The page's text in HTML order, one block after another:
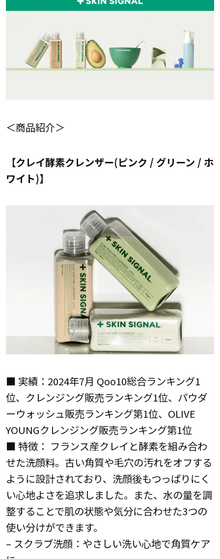
＜商品紹介＞
【クレイ酵素クレンザー(ピンク / グリーン / ホ
ワイト)】
■ 実績：2024年7月 Qoo10総合ランキング1
位、クレンジング販売ランキング1位、パウダ
ーウォッシュ販売ランキング第1位、OLIVE
YOUNGクレンジング販売ランキング第1位
■ 特徴： フランス産クレイと酵素を組み合わ
せた洗顔料。古い角質や毛穴の汚れをオフする
ように設計されており、洗顔後もつっぱりにく
い心地よさを追求しました。また、水の量を調
整することで肌の状態や気分に合わせた3つの
使い分けができます。
– スクラブ洗顔：やさしい洗い心地で角質ケア